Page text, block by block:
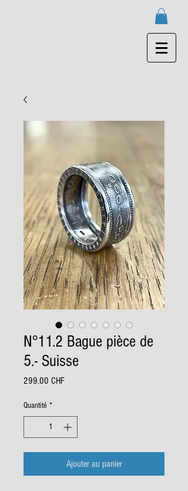
N°11.2 Bague pièce de
5.- Suisse
299.00 CHFPrix
Quantité *
Ajouter au panier